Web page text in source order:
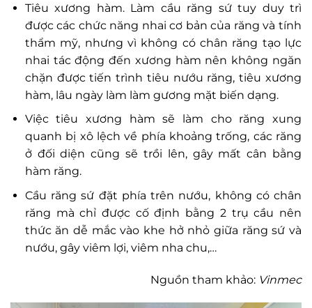
Tiêu xương hàm. Làm cầu răng sứ tuy duy trì
được các chức năng nhai cơ bản của răng và tính
thẩm mỹ, nhưng vì không có chân răng tạo lực
nhai tác động đến xương hàm nên không ngăn
chặn được tiến trình tiêu nướu răng, tiêu xương
hàm, lâu ngày làm làm gương mặt biến dạng.
Việc tiêu xương hàm sẽ làm cho răng xung
quanh bị xô lệch về phía khoảng trống, các răng
ở đối diện cũng sẽ trồi lên, gây mất cân bằng
hàm răng.
Cầu răng sứ đặt phía trên nướu, không có chân
răng mà chỉ được cố định bằng 2 trụ cầu nên
thức ăn dễ mắc vào khe hở nhỏ giữa răng sứ và
nướu, gây viêm lợi, viêm nha chu,…
Nguồn tham khảo: Vinmec